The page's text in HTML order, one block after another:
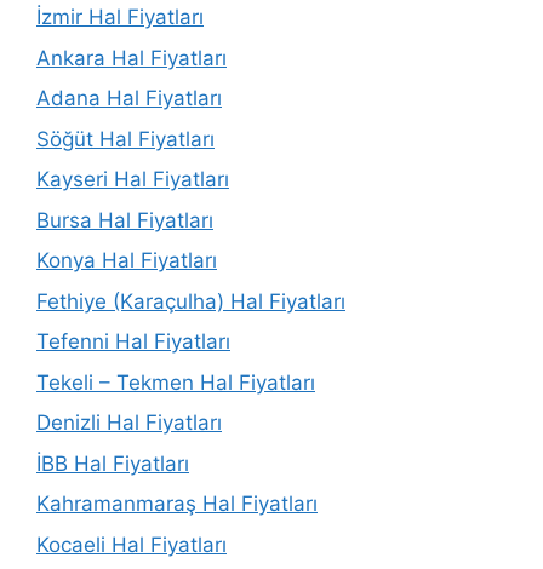
İzmir Hal Fiyatları
Ankara Hal Fiyatları
Adana Hal Fiyatları
Söğüt Hal Fiyatları
Kayseri Hal Fiyatları
Bursa Hal Fiyatları
Konya Hal Fiyatları
Fethiye (Karaçulha) Hal Fiyatları
Tefenni Hal Fiyatları
Tekeli – Tekmen Hal Fiyatları
Denizli Hal Fiyatları
İBB Hal Fiyatları
Kahramanmaraş Hal Fiyatları
Kocaeli Hal Fiyatları